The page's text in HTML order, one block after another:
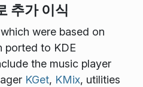
추가 이식
were based on
ported to KDE
the music player
KGet, KMix, utilities